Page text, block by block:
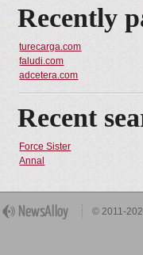
Recently
turecarga.com
faludi.com
adcetera.com
Recent
Force Sister
Annal
© 2011-